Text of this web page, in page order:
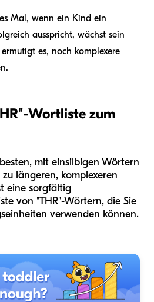
Mal, wenn ein Kind ein
ausspricht, wächst sein
es, noch komplexere
Wortliste zum
mit einsilbigen Wörtern
längeren, komplexeren
eine sorgfältig
von "THR"-Wörtern, die Sie
verwenden können.